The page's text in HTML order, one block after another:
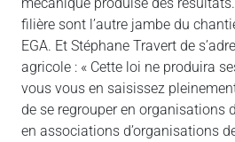
filière sont l’autre jambe du
EGA. Et Stéphane Travert de
agricole : « Cette loi ne produira
vous vous en saisissez
de se regrouper en organisations
en associations d’organisations